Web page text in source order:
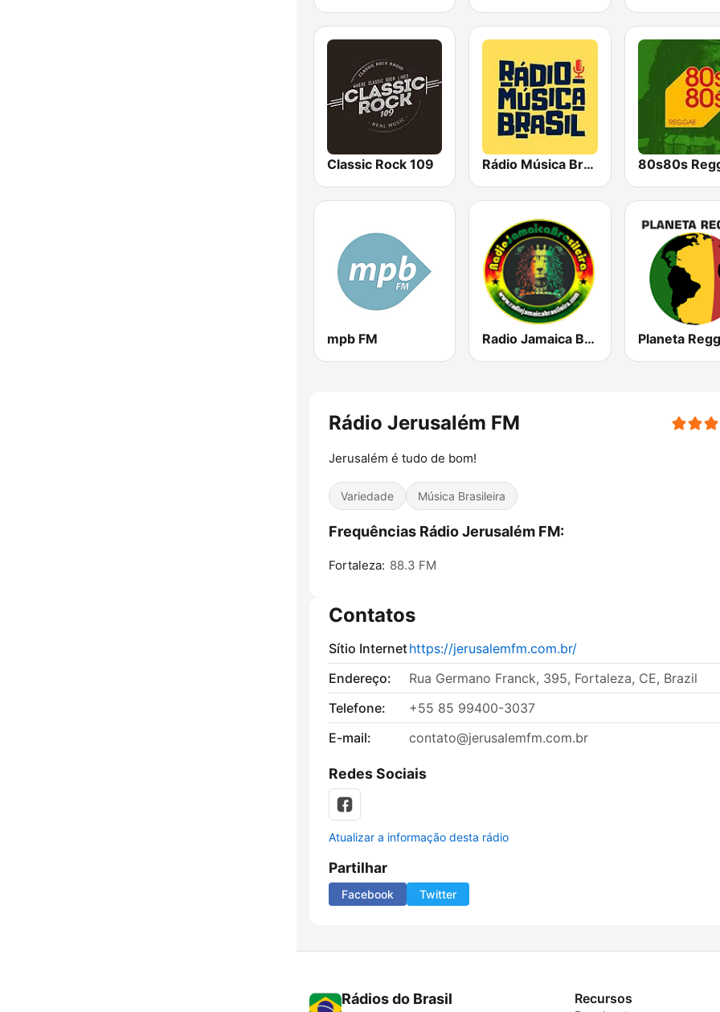
Classic Rock 109 Rádio Música Brasil MPB 80s80s
mpb FM Radio Jamaica Brasileira Planeta
Rádio Jerusalém FM
Jerusalém é tudo de bom!
Variedade Música Brasileira
Frequências Rádio Jerusalém FM:
Fortaleza: 88.3 FM
Contatos
Sítio Internethttps://jerusalemfm.com.br/
Endereço:
Rua Germano Franck, 395, Fortaleza, CE, Brazil
Telefone:
+55 85 99400-3037
E-mail:
contato@jerusalemfm.com.br
Redes Sociais
Atualizar a informação desta rádio
Partilhar
Facebook Twitter
Rádios do Brasil Recursos